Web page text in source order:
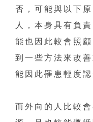
否，可能與以下
人，本身具有負
能也因此較會照
到一些方法來改
能因此罹患輕度
而外向的人比較